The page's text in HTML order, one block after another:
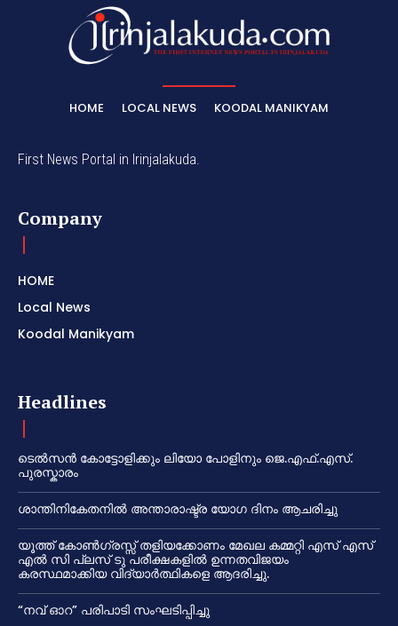
HOME LOCAL NEWS KOODAL MANIKYAM
First News Portal in Irinjalakuda.
Company
HOME
Local News
Koodal Manikyam
Headlines
ടെൽസൻ കോട്ടോളിക്കും ലിയോ പോളിനും ജെ.എഫ്.എസ്.
പുരസ്കാരം
ശാന്തിനികേതനിൽ അന്താരാഷ്ട്ര യോഗ ദിനം ആചരിച്ചു
യൂത്ത് കോൺഗ്രസ്സ് തളിയക്കോണം മേഖല കമ്മറ്റി എസ് എസ്
എൽ സി പ്ലസ് ടു പരീക്ഷകളിൽ ഉന്നതവിജയം
കരസ്ഥമാക്കിയ വിദ്യാർത്ഥികളെ ആദരിച്ചു.
“നവ് ഓറ” പരിപാടി സംഘടിപ്പിച്ചു